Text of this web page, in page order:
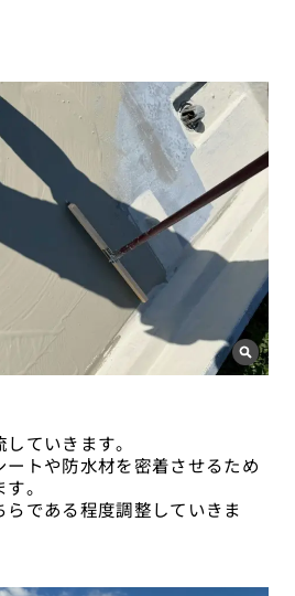
ていきます。
ートや防水材を密着させるため
。
である程度調整していきま